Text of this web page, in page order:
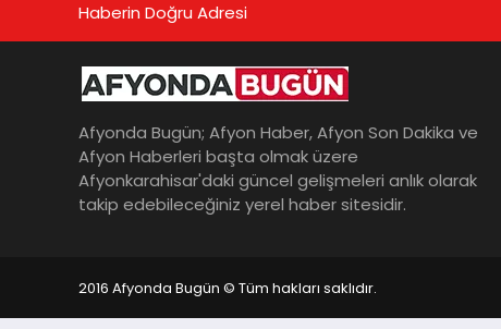
Haberin Doğru Adresi
Afyonda Bugün; Afyon Haber, Afyon Son Dakika ve
Afyon Haberleri başta olmak üzere
Afyonkarahisar'daki güncel gelişmeleri anlık olarak
takip edebileceğiniz yerel haber sitesidir.
2016 Afyonda Bugün © Tüm hakları saklıdır.